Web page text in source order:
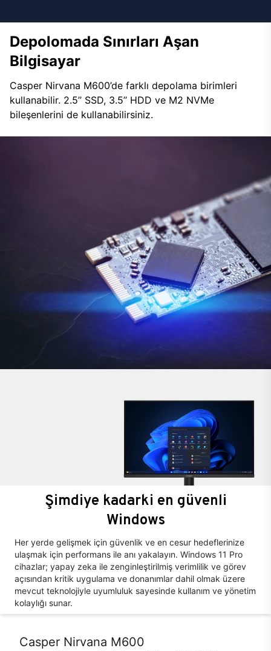
Depolomada Sınırları Aşan
Bilgisayar
Casper Nirvana M600’de farklı depolama birimleri
kullanabilir. 2.5’’ SSD, 3.5’’ HDD ve M2 NVMe
bileşenlerini de kullanabilirsiniz.
Şimdiye kadarki en güvenli
Windows
Her yerde gelişmek için güvenlik ve en cesur hedeflerinize
ulaşmak için performans ile anı yakalayın. Windows 11 Pro
cihazlar; yapay zeka ile zenginleştirilmiş verimlilik ve görev
açısından kritik uygulama ve donanımlar dahil olmak üzere
mevcut teknolojiyle uyumluluk sayesinde kullanım ve yönetim
kolaylığı sunar.
Casper Nirvana M600